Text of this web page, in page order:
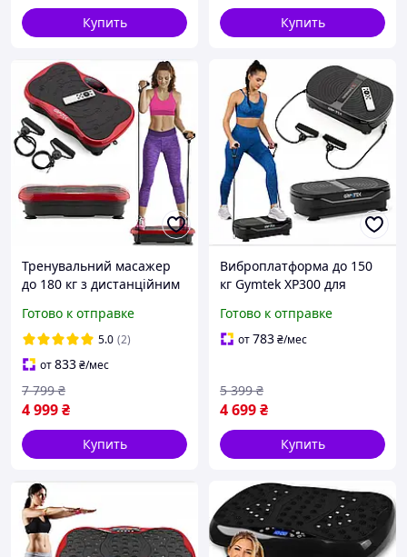
Купить Купить
Тренувальний масажер
до 180 кг з дистанційним
GYMTEK Віброплатформа
Вібраційна платформа
Готово к отправке
5.0 (2)
от833₴/мес
4 999₴
7 799 ₴
Купить
Виброплатформа до 150
кг Gymtek XP300 для
дистанционным
управлением
Готово к отправке
от783₴/мес
4 699₴
5 399 ₴
Купить